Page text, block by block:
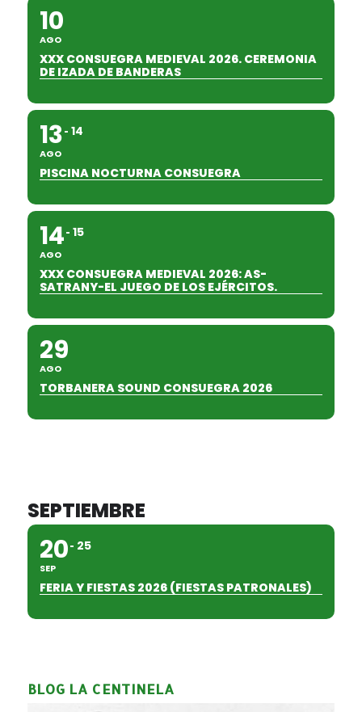
10
AGO
XXX CONSUEGRA MEDIEVAL 2026. CEREMONIA
DE IZADA DE BANDERAS
13
AGO
14
PISCINA NOCTURNA CONSUEGRA
14
AGO
15
XXX CONSUEGRA MEDIEVAL 2026: AS-
SATRANY-EL JUEGO DE LOS EJÉRCITOS.
29
AGO
TORBANERA SOUND CONSUEGRA 2026
SEPTIEMBRE
20
SEP
25
FERIA Y FIESTAS 2026 (FIESTAS PATRONALES)
BLOG LA CENTINELA